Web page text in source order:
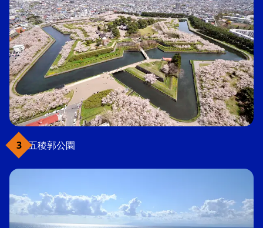
五稜郭公園